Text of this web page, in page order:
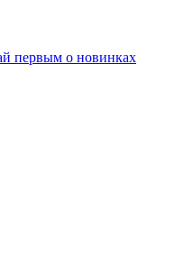
первым о новинках